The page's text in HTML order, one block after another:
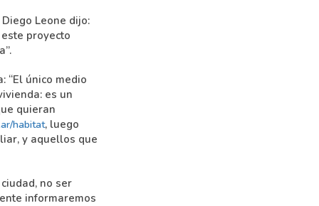
Leone dijo:
proyecto
“El único medio
es un
quieran
habitat, luego
y aquellos que
no ser
informaremos